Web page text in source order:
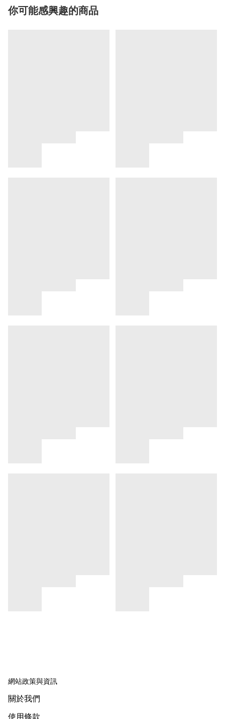
你可能感興趣的商品
網站政策與資訊
關於我們
使用條款